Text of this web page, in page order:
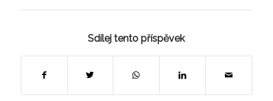
Sdílej tento příspěvek